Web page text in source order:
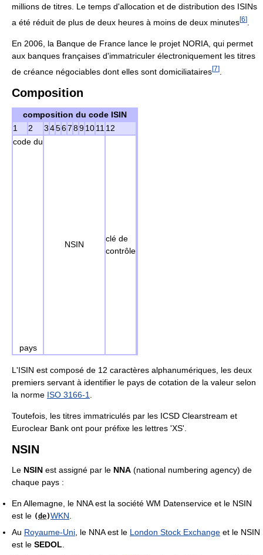
millions de titres. Le temps d'allocation et de distribution des ISINs
a été réduit de plus de deux heures à moins de deux minutes[6]
En 2006, la Banque de France lance le projet NORIA, qui permet
aux banques françaises d'immatriculer électroniquement les titres
de créance négociables dont elles sont domiciliataires[7]
Composition
composition du code ISIN
1
2 34567891011 12
code du
pays
NSIN
clé de
contrôle
L'ISIN est composé de 12 caractères alphanumériques, les deux
premiers servant à identifier le pays de cotation de la valeur selon
la norme ISO 3166-1
Toutefois, les titres immatriculés par les ICSD Clearstream et
Euroclear Bank ont pour préfixe les lettres 'XS'.
NSIN
Le NSIN est assigné par le NNA (national numbering agency) de
chaque pays :
En Allemagne, le NNA est la société WM Datenservice et le NSIN
est le (de)WKN
Au Royaume-Uni , le NNA est le London Stock Exchange et le NSIN
est le SEDOL